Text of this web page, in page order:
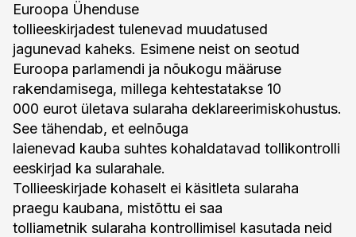
Euroopa Ühenduse
tollieeskirjadest tulenevad muudatused
jagunevad kaheks. Esimene neist on seotud
Euroopa parlamendi ja nõukogu määruse
rakendamisega, millega kehtestatakse 10
000 eurot ületava sularaha deklareerimiskohustus.
See tähendab, et eelnõuga
laienevad kauba suhtes kohaldatavad tollikontrolli
eeskirjad ka sularahale.
Tollieeskirjade kohaselt ei käsitleta sularaha
praegu kaubana, mistõttu ei saa
tolliametnik sularaha kontrollimisel kasutada neid